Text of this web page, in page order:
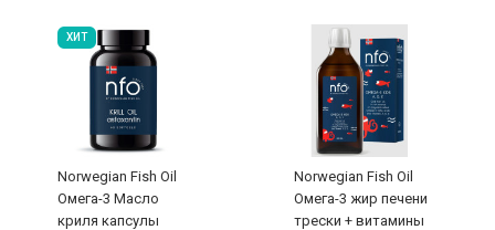
ХИТ
Norwegian Fish Oil
Омега-3 Масло
криля капсулы
Norwegian Fish Oil
Омега-3 жир печени
трески + витамины